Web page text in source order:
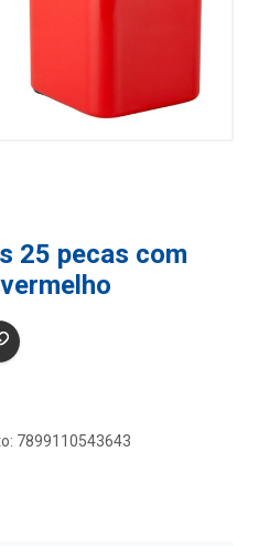
25 pecas com
7899110543643